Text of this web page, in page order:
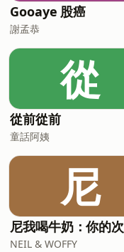
Gooaye 股癌
謝孟恭
從
從前從前
童話阿姨
尼
NEIL & WOFFY